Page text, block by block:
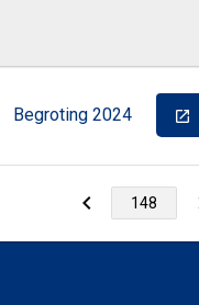
Begroting 2024